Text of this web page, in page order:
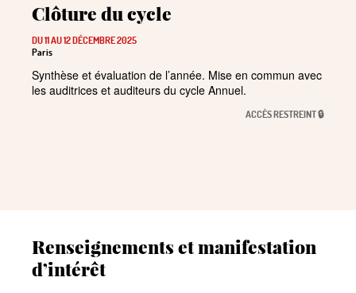
Clôture du cycle
DU 11 AU 12 DÉCEMBRE 2025
Paris
Synthèse et évaluation de l’année. Mise en commun avec
les auditrices et auditeurs du cycle Annuel.
ACCÈS RESTREINT 🔒
Renseignements et manifestation
d’intérêt